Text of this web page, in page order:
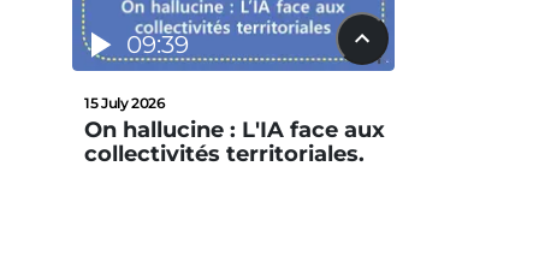
09:39
15 July 2026
On hallucine : L'IA face aux
collectivités territoriales.